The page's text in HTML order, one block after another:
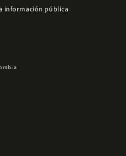
información pública